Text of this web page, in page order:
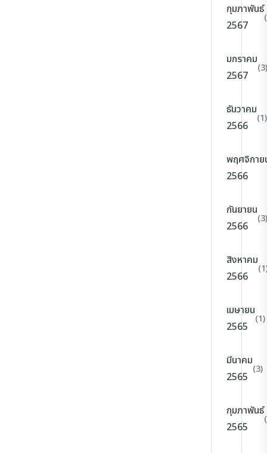
กุมภาพันธ์
2567
มกราคม
2567
(3)
ธันวาคม
2566
(1)
พฤศจิกาย
2566
กันยายน
2566
(3)
สิงหาคม
2566
เมษายน
2565
(1)
มีนาคม
2565
(3)
กุมภาพันธ์
2565